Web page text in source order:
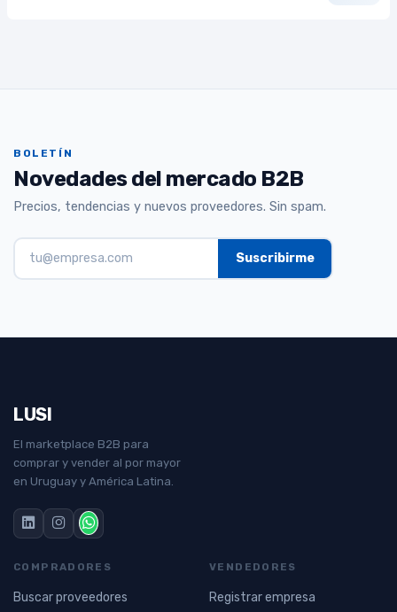
BOLETÍN
Novedades del mercado B2B
Precios, tendencias y nuevos proveedores. Sin spam.
LUSI
El marketplace B2B para
comprar y vender al por mayor
en Uruguay y América Latina.
COMPRADORES
Buscar proveedores
VENDEDORES
Registrar empresa